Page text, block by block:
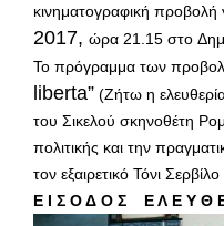
κινηματογραφική προβολή
2017, ώρα 21.15 στο
Το πρόγραμμα των
liberta” (Ζήτω η
του Σικελού σκηνοθέτη
πολιτικής και την
τον εξαιρετικό Τόνι
Ε Ι Σ Ο Δ Ο Σ Ε Λ Ε Υ Θ